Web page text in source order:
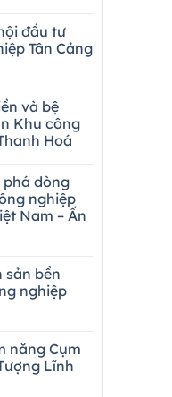
đầu tư
Tân Cảng
và bệ
Khu công
Hoá
phá dòng
nghiệp
Nam – Ấn
sản bền
nghiệp
năng Cụm
Lĩnh